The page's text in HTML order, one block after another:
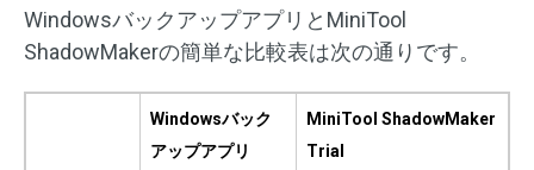
WindowsバックアップアプリとMiniTool
ShadowMakerの簡単な比較表は次の通りです。
Windowsバック
アップアプリ
MiniTool ShadowMaker
Trial